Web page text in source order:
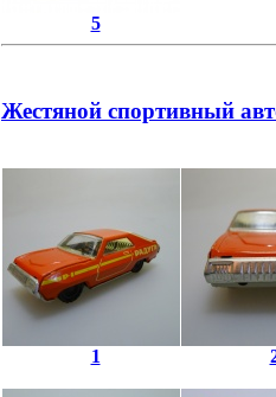
5
Жестяной спортивный
1